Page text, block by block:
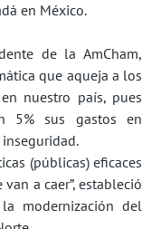
en México.
de la AmCham,
que aqueja a los
nuestro país, pues
5% sus gastos en
(públicas) eficaces
a caer”, estableció
modernización del